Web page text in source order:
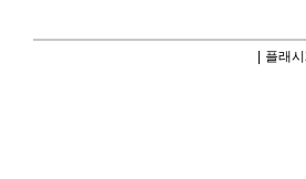
플래